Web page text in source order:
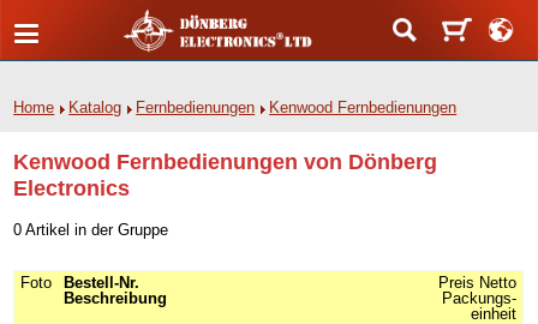
Home Katalog Fernbedienungen Kenwood Fernbedienungen
Kenwood Fernbedienungen von Dönberg
Electronics
0 Artikel in der Gruppe
Foto
Bestell-Nr.
Beschreibung
Preis Netto
Packungs-
einheit